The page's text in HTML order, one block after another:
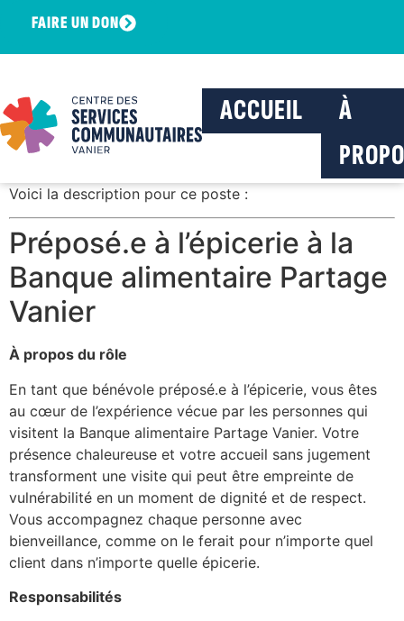
FAIRE UN DON
ACCUEIL
À
Voici la description pour ce poste :
Préposé.e à l’épicerie à la
Banque alimentaire Partage
Vanier
À propos du rôle
En tant que bénévole préposé.e à l’épicerie, vous êtes
au cœur de l’expérience vécue par les personnes qui
visitent la Banque alimentaire Partage Vanier. Votre
présence chaleureuse et votre accueil sans jugement
transforment une visite qui peut être empreinte de
vulnérabilité en un moment de dignité et de respect.
Vous accompagnez chaque personne avec
bienveillance, comme on le ferait pour n’importe quel
client dans n’importe quelle épicerie.
Responsabilités